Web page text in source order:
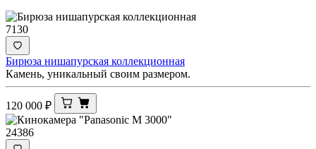
7130
Бирюза нишапурская коллекционная
Камень, уникальный своим размером.
120 000 ₽
24386